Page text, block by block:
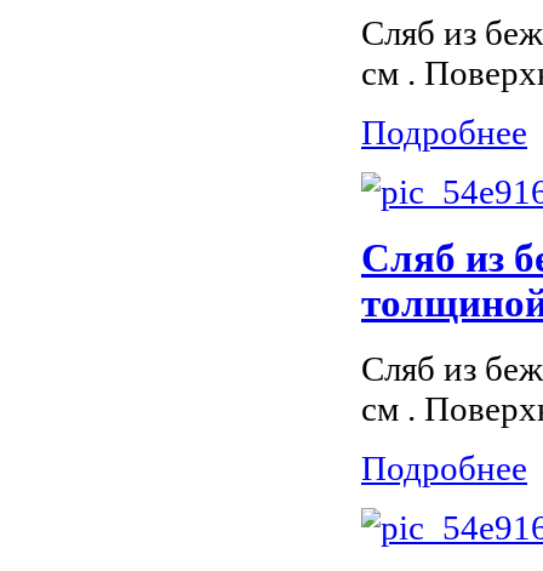
Сляб из
см .
Подробнее
Сляб из
Сляб из
см .
Подробнее